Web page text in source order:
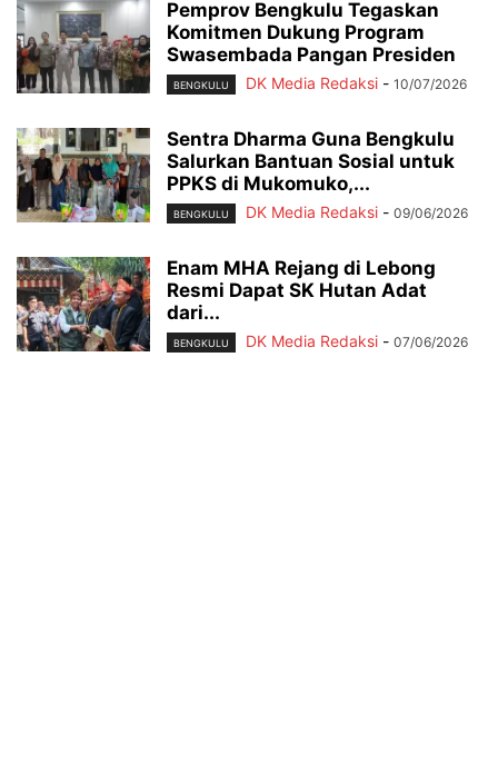
Pemprov Bengkulu Tegaskan
Komitmen Dukung Program
Swasembada Pangan Presiden
BENGKULU DK Media Redaksi - 10/07/2026
Sentra Dharma Guna Bengkulu
Salurkan Bantuan Sosial untuk
PPKS di Mukomuko,...
BENGKULU DK Media Redaksi - 09/06/2026
Enam MHA Rejang di Lebong
Resmi Dapat SK Hutan Adat
dari...
BENGKULU DK Media Redaksi - 07/06/2026